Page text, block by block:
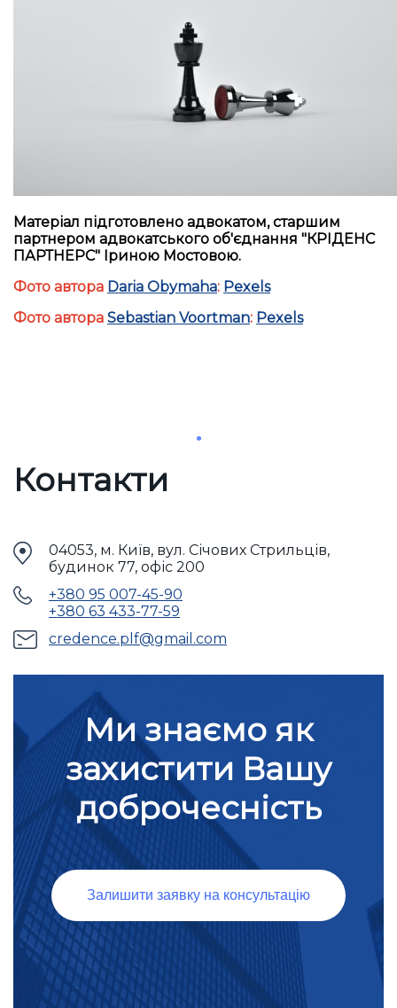
Матеріал підготовлено адвокатом, старшим
партнером адвокатського об'єднання "КРІДЕНС
ПАРТНЕРС" Іриною Мостовою.
Фото автора Daria Obymaha: Pexels
Фото автора Sebastian Voortman: Pexels
Контакти
04053, м. Київ, вул. Січових Стрильців,
будинок 77, офіс 200
+380 95 007-45-90
+380 63 433-77-59
credence.plf@gmail.com
Ми знаємо як
захистити Вашу
доброчесність
Залишити заявку на консультацію